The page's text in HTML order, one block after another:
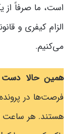
است، ما صرفاً از
الزام کیفری و
می‌کنیم.
همین حالا دست
فرصت‌ها در
هستند. هر ساعت